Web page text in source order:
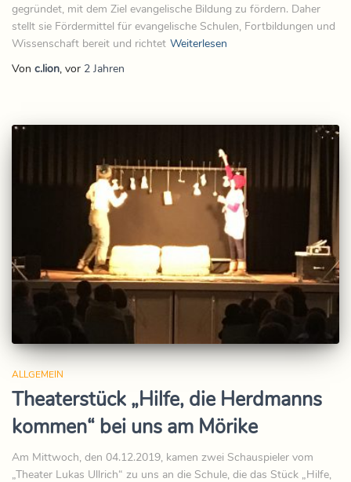
gegründet, mit dem Ziel evangelische Bildung zu fördern. Daher
stellt sie Fördermittel für evangelische Schulen, Fortbildungen und
Wissenschaft bereit und richtet Weiterlesen
Von c.lion, vor 2 Jahren
ALLGEMEIN
Theaterstück „Hilfe, die Herdmanns
kommen“ bei uns am Mörike
Am Mittwoch, den 04.12.2019, kamen zwei Schauspieler vom
„Theater Lukas Ullrich“ zu uns an die Schule, die das Stück „Hilfe,